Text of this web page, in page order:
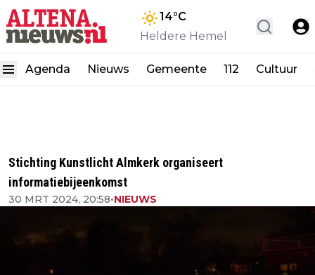
14°C
Heldere Hemel
Agenda Nieuws Gemeente 112 Cultuur
Stichting Kunstlicht Almkerk organiseert
informatiebijeenkomst
30 MRT 2024, 20:58•NIEUWS